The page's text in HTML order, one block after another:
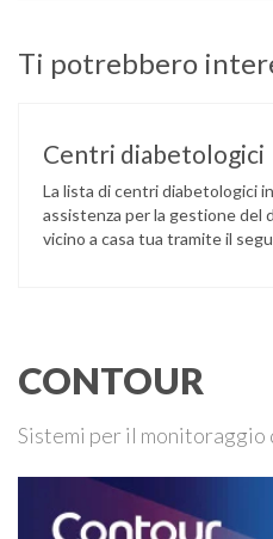
Ti potrebbero
Centri diabetologici
La lista di centri diabetologici
assistenza per la gestione del
vicino a casa tua tramite il
CONTOUR
Sistemi per il monitoraggio